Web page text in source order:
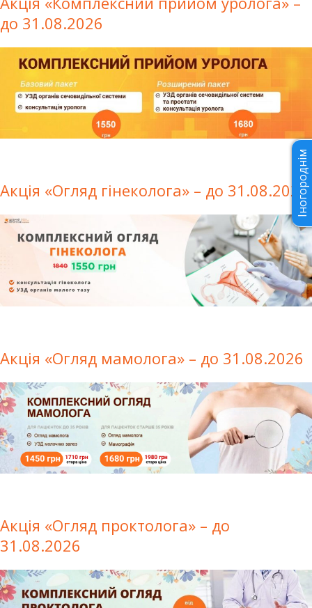
до 31.08.2026
Акція «Огляд гінеколога» – до 31.08.2026
Акція «Огляд мамолога» – до 31.08.2026
Акція «Огляд проктолога» – до
31.08.2026
Іногороднім